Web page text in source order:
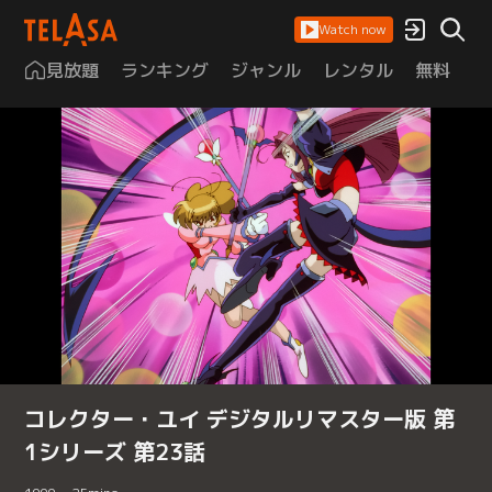
Watch now
見放題 ランキング ジャンル レンタル 無料
コレクター・ユイ デジタルリマスター版 第
1シリーズ 第23話